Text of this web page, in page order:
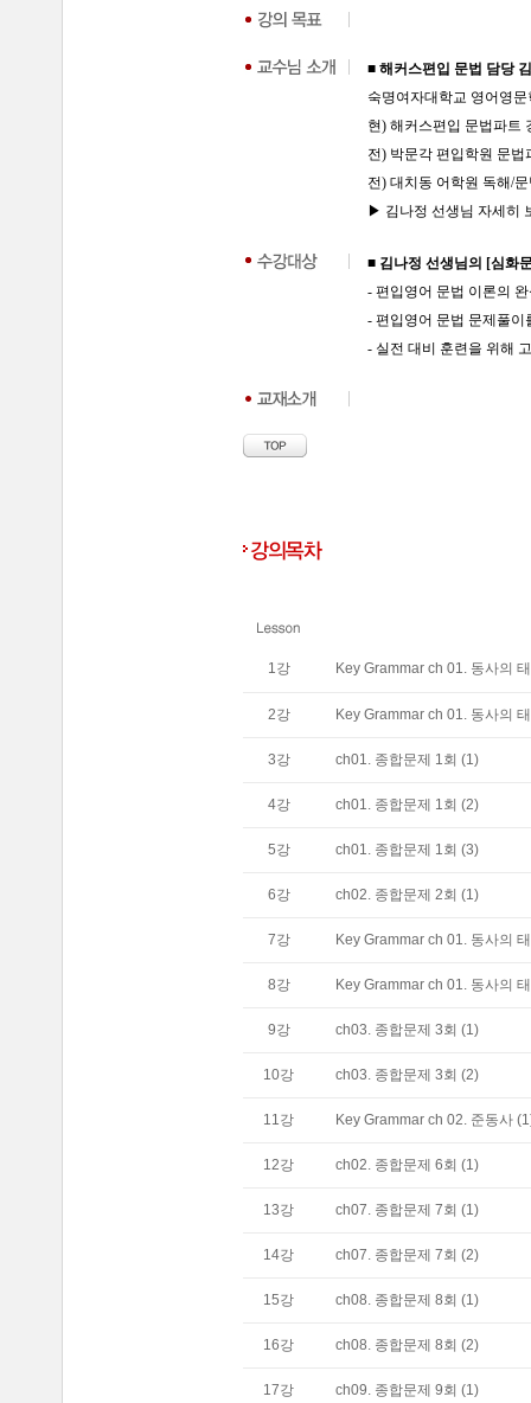
■ 해커스편입 문법 담당
숙명여자대학교 영어영문
현) 해커스편입 문법파트
전) 박문각 편입학원 문법
전) 대치동 어학원 독해/
▶ 김나정 선생님 자세히
■ 김나정 선생님의 [심화
- 편입영어 문법 이론의
- 편입영어 문법 문제풀
- 실전 대비 훈련을 위해
1강 Key Grammar ch 01. 동사의
2강 Key Grammar ch 01. 동사의
3강 ch01. 종합문제 1회 (1)
4강 ch01. 종합문제 1회 (2)
5강 ch01. 종합문제 1회 (3)
6강 ch02. 종합문제 2회 (1)
7강 Key Grammar ch 01. 동사의
8강 Key Grammar ch 01. 동사의
9강 ch03. 종합문제 3회 (1)
10강 ch03. 종합문제 3회 (2)
11강 Key Grammar ch 02. 준동사
12강 ch02. 종합문제 6회 (1)
13강 ch07. 종합문제 7회 (1)
14강 ch07. 종합문제 7회 (2)
15강 ch08. 종합문제 8회 (1)
16강 ch08. 종합문제 8회 (2)
17강 ch09. 종합문제 9회 (1)